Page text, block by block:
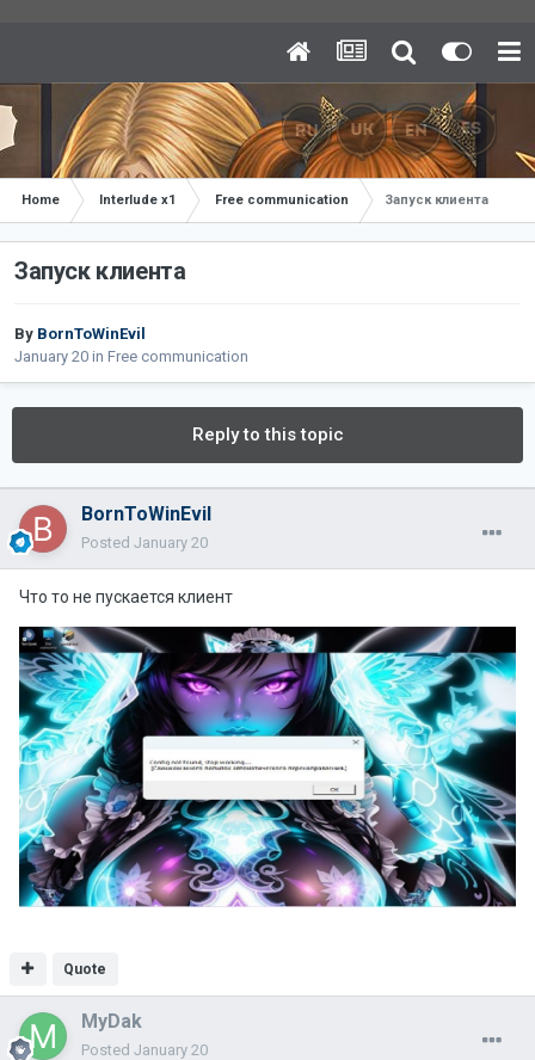
Home Interlude x1 Free communication Запуск клиента
Запуск клиента
By BornToWinEvil
January 20 in Free communication
Reply to this topic
BornToWinEvil
Posted January 20
Что то не пускается клиент
Quote
MyDak
Posted January 20